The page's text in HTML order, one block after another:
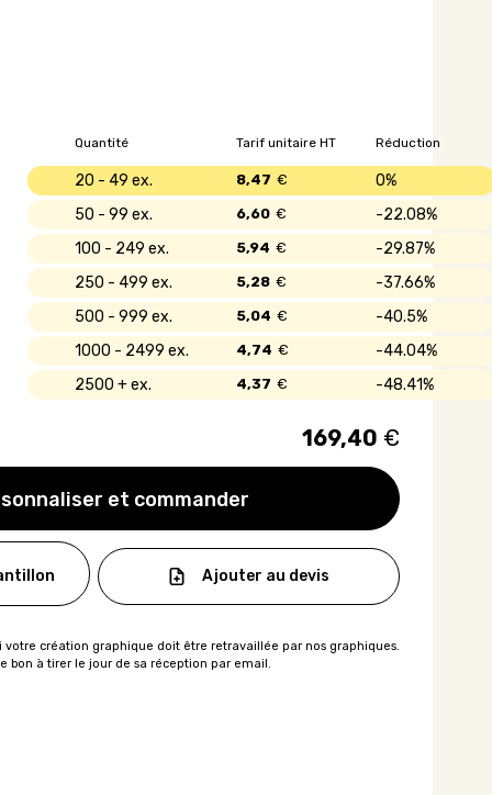
et commander
Quantité Réduction
Tarif unitaire HT
20 - 49 0%
8,47 €
50 - 99 22.08%
6,60 €
100 - 249 29.87%
5,94 €
250 - 499 37.66%
5,28 €
500 - 999 40.5%
5,04 €
1000 - 2499 44.04%
4,74 €
2500 + 48.41%
4,37 €
169,40 €
Ajouter au devis